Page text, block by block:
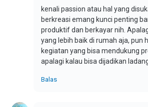
kenali passion atau hal yang
berkreasi emang kunci penting
produktif dan berkayar nih.
yang lebih baik di rumah aja, pun
kegiatan yang bisa mendukung
apalagi kalau bisa dijadikan
Balas